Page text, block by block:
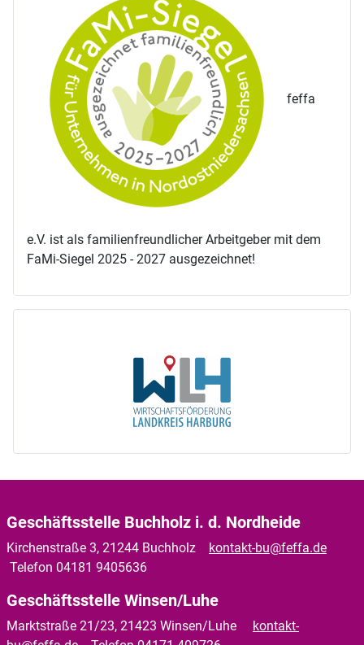
feffa
e.V. ist als familienfreundlicher Arbeitgeber mit dem
FaMi-Siegel 2025 - 2027 ausgezeichnet!
Geschäftsstelle Buchholz i. d. Nordheide
Kirchenstraße 3, 21244 Buchholz
kontakt-bu@feffa.de
Telefon 04181 9405636
Geschäftsstelle Winsen/Luhe
Marktstraße 21/23, 21423 Winsen/Luhe
kontakt-